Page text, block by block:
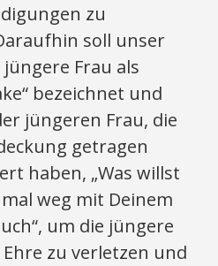
zu
soll unser
Frau als
bezeichnet und
jüngeren Frau, die
getragen
haben, „Was willst
weg mit Deinem
um die jüngere
zu verletzen und